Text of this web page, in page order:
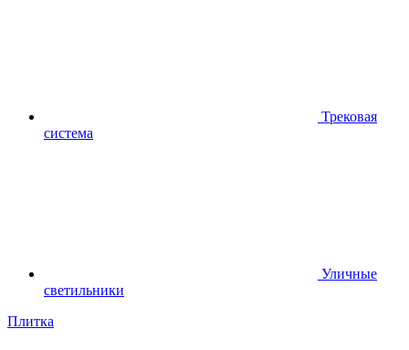
Трековая
система
Уличные
светильники
Плитка